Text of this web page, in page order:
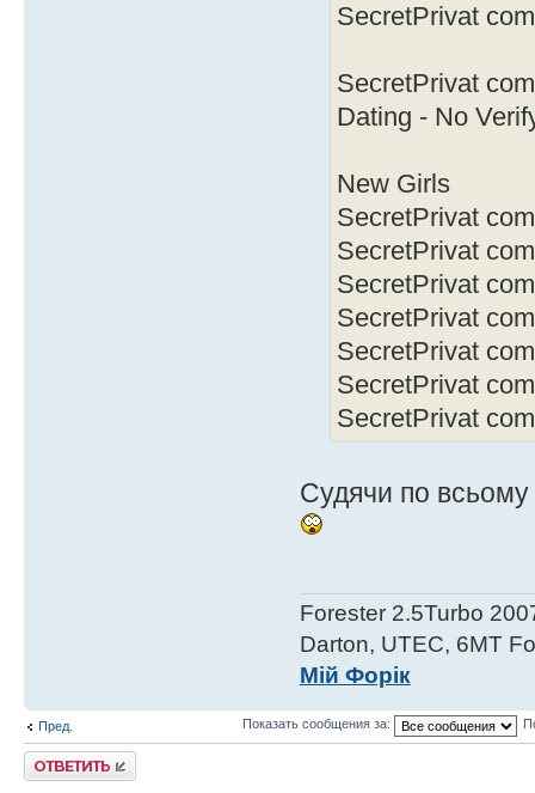
SecretPrivat com
SecretPrivat
Dating - No
New Girls
SecretPrivat
SecretPrivat
SecretPrivat
SecretPrivat
SecretPrivat
SecretPrivat
SecretPrivat
Судячи по
Forester 2.5Turbo
Darton, UTEC, 6MT
Мій Форік
Пред. Показать сообщения за:
Ответить